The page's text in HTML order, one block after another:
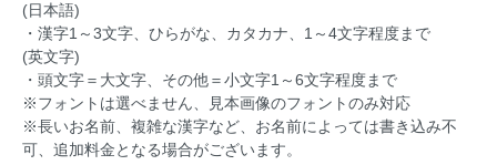
(日本語)
・漢字1～3文字、ひらがな、カタカナ、1～4文字程度まで
(英文字)
・頭文字＝大文字、その他＝小文字1～6文字程度まで
※フォントは選べません、見本画像のフォントのみ対応
※長いお名前、複雑な漢字など、お名前によっては書き込み不
可、追加料金となる場合がございます。